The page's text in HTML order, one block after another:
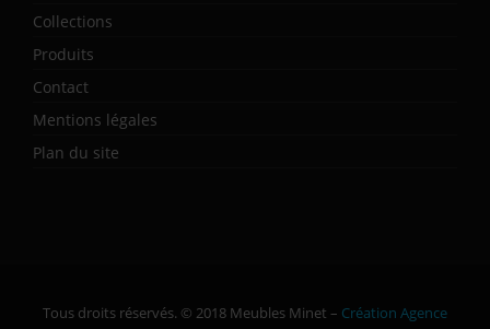
Collections
Produits
Contact
Mentions légales
Plan du site
Tous droits réservés. © 2018 Meubles Minet – Création Agence